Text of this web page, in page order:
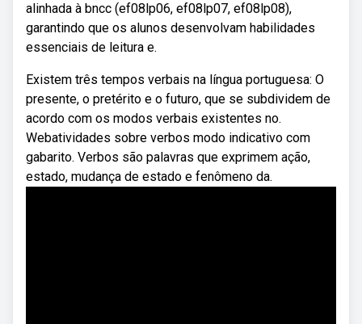
alinhada à bncc (ef08lp06, ef08lp07, ef08lp08),
garantindo que os alunos desenvolvam habilidades
essenciais de leitura e.
Existem três tempos verbais na língua portuguesa: O
presente, o pretérito e o futuro, que se subdividem de
acordo com os modos verbais existentes no.
Webatividades sobre verbos modo indicativo com
gabarito. Verbos são palavras que exprimem ação,
estado, mudança de estado e fenômeno da.